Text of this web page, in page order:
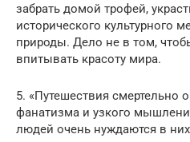
забрать домой трофей,
исторического культурного
природы. Дело не в том,
впитывать красоту мира.
5. «Путешествия смертельно
фанатизма и узкого
людей очень нуждаются в